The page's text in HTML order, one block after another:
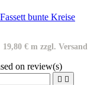
bunte Kreise
19,80 € m zzgl. Versand
on review(s)
 